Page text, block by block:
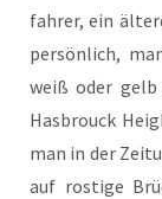
fah­rer, ein
per­sön­lich,
weiß oder
Has­b­rouck
man in der
auf ros­ti­ge